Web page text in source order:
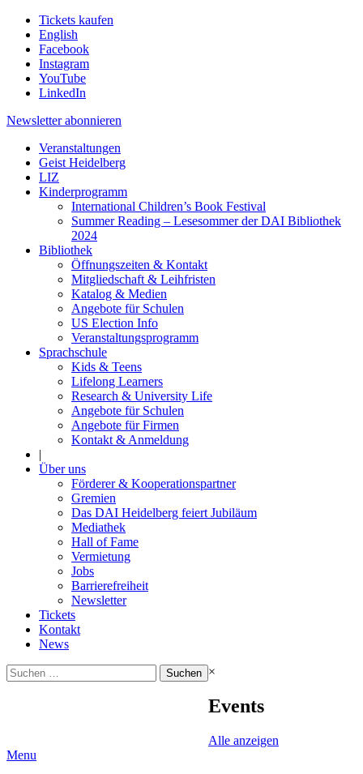
Tickets kaufen
English
Facebook
Instagram
YouTube
LinkedIn
Newsletter abonnieren
Veranstaltungen
Geist Heidelberg
LIZ
Kinderprogramm
International Children’s Book Festival
Summer Reading – Lesesommer der DAI Bibliothek
2024
Bibliothek
Öffnungszeiten & Kontakt
Mitgliedschaft & Leihfristen
Katalog & Medien
Angebote für Schulen
US Election Info
Veranstaltungsprogramm
Sprachschule
Kids & Teens
Lifelong Learners
Research & University Life
Angebote für Schulen
Angebote für Firmen
Kontakt & Anmeldung
|
Über uns
Förderer & Kooperationspartner
Gremien
Das DAI Heidelberg feiert Jubiläum
Mediathek
Hall of Fame
Vermietung
Jobs
Barrierefreiheit
Newsletter
Tickets
Kontakt
News
Suchen
nach:
×
Events
Alle anzeigen
Menu